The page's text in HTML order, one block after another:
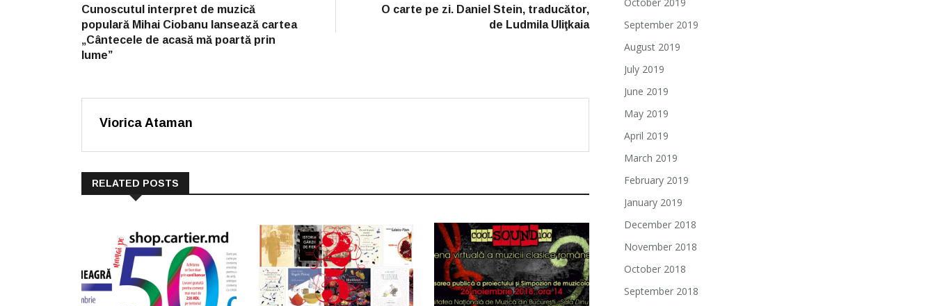
Cunoscutul interpret de muzică
populară Mihai Ciobanu lansează cartea
„Cântecele de acasă mă poartă prin
lume”
O carte pe zi. Daniel Stein, traducător,
de Ludmila Uliţkaia
Viorica Ataman
RELATED POSTS
September 2019
August 2019
July 2019
June 2019
May 2019
April 2019
March 2019
February 2019
January 2019
December 2018
November 2018
October 2018
September 2018